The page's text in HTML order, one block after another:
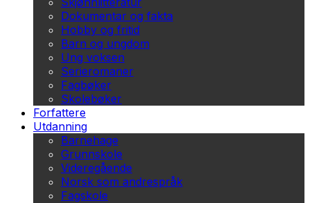
Dokumentar og fakta
Hobby og fritid
Barn og ungdom
Ung voksen
Serieromaner
Fagbøker
Skolebøker
Forfattere
Utdanning
Barnehage
Grunnskole
Videregående
Norsk som andrespråk
Fagskole